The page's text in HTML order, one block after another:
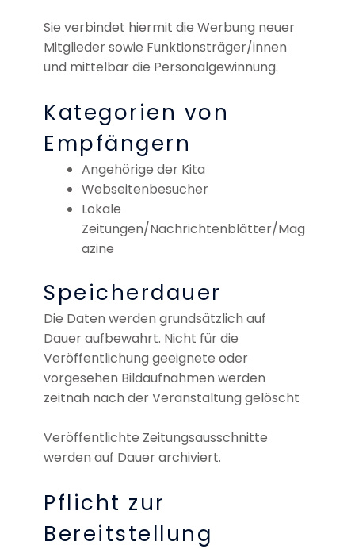
Sie verbindet hiermit die Werbung neuer
Mitglieder sowie Funktionsträger/innen
und mittelbar die Personalgewinnung.
Kategorien von
Empfängern
Angehörige der Kita
Webseitenbesucher
Lokale
Zeitungen/Nachrichtenblätter/Mag
azine
Speicherdauer
Die Daten werden grundsätzlich auf
Dauer aufbewahrt. Nicht für die
Veröffentlichung geeignete oder
vorgesehen Bildaufnahmen werden
zeitnah nach der Veranstaltung gelöscht
Veröffentlichte Zeitungsausschnitte
werden auf Dauer archiviert.
Pflicht zur
Bereitstellung